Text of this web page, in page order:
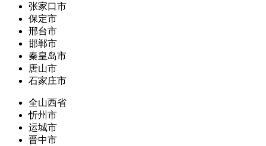
张家口市
保定市
邢台市
邯郸市
秦皇岛市
唐山市
石家庄市
全山西省
忻州市
运城市
晋中市